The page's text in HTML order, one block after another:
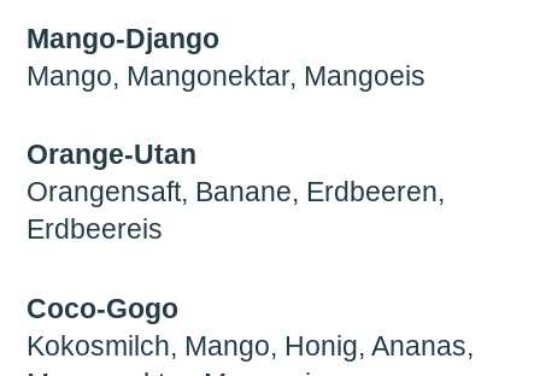
Mango-Django
Mango, Mangonektar, Mangoeis
Orange-Utan
Orangensaft, Banane, Erdbeeren,
Erdbeereis
Coco-Gogo
Kokosmilch, Mango, Honig, Ananas,